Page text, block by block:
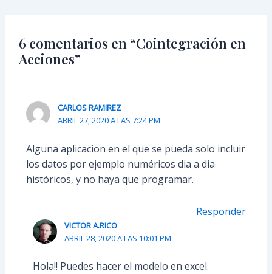
6 comentarios en “Cointegración en
Acciones”
CARLOS RAMIREZ
ABRIL 27, 2020 A LAS 7:24 PM
Alguna aplicacion en el que se pueda solo incluir
los datos por ejemplo numéricos dia a dia
históricos, y no haya que programar.
Responder
VICTOR A.RICO
ABRIL 28, 2020 A LAS 10:01 PM
Hola!! Puedes hacer el modelo en excel.